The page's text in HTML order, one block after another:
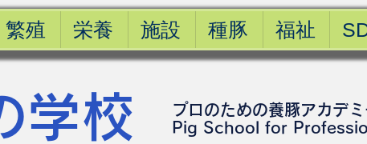
繁殖 栄養 施設 種豚 福祉
学校
プロのための養豚アカデミ
​Pig School for